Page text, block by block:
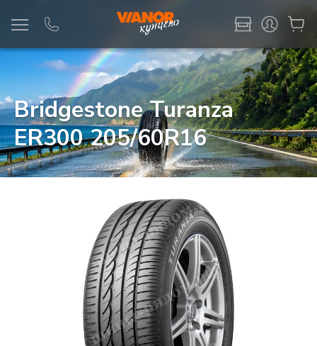
Bridgestone Turanza
ER300 205/60R16
Информация Фото товара